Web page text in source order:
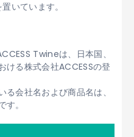
いています。
Twineは、日本国、
ける株式会社ACCESSの登
会社名および商品名は、
。